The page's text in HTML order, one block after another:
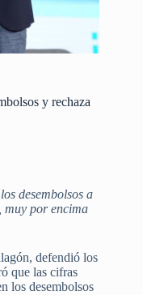
y rechaza
desembolsos a
muy por encima
defendió los
que las cifras
los desembolsos